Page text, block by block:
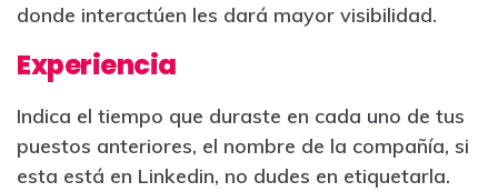
donde interactúen les dará mayor visibilidad.
Experiencia
Indica el tiempo que duraste en cada uno de tus
puestos anteriores, el nombre de la compañía, si
esta está en Linkedin, no dudes en etiquetarla.